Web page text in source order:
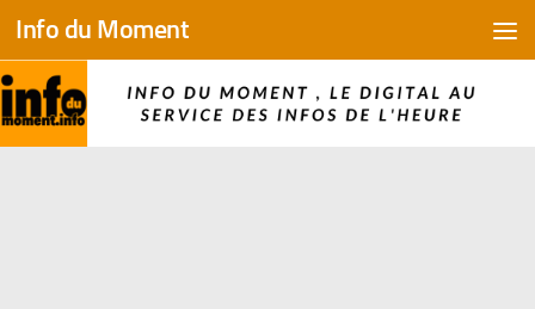
Skip to content
Info du Moment